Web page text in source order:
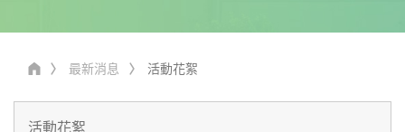
最新消息 活動花絮